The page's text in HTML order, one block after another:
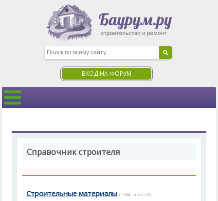
ВХОД НА ФОРУМ
Справочник строителя
Строительные материалы (1344 записей)